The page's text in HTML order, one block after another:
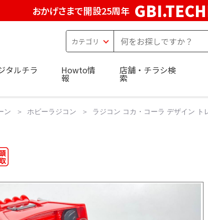
おかげさまで開設25周年
タルチラ Howto情
報
店舗・チラシ検
索
ン ホビーラジコン ラジコン コカ・コーラ デザイン